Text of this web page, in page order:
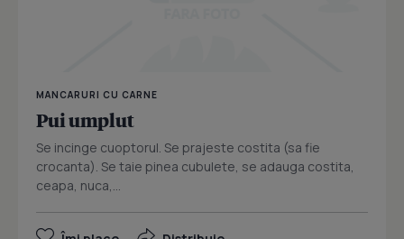
MANCARURI CU CARNE
Pui umplut
Se incinge cuoptorul. Se prajeste costita (sa fie
crocanta). Se taie pinea cubulete, se adauga costita,
ceapa, nuca,...